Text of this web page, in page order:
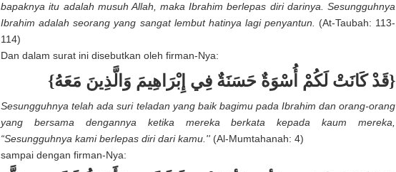
bapaknya itu adalah musuh Allah, maka Ibrahim berlepas diri darinya. Sesungguhnya
Ibrahim adalah seorang yang sangat lembut hatinya lagi penyantun. (At-Taubah: 113-
114)
Dan dalam surat ini disebutkan oleh firman-Nya:
{قَدْ كَانَتْ لَكُمْ أُسْوَةٌ حَسَنَةٌ فِي إِبْرَاهِيمَ وَالَّذِينَ مَعَهُ}
Sesungguhnya telah ada suri teladan yang baik bagimu pada Ibrahim dan orang-orang
yang bersama dengannya ketika mereka berkata kepada kaum mereka,
“Sesungguhnya kami berlepas diri dari kamu.'' (Al-Mumtahanah: 4)
sampai dengan firman-Nya: